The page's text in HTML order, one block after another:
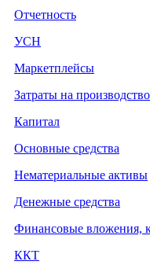
Отчетность
УСН
Маркетплейсы
Затраты на производство
Капитал
Основные средства
Нематериальные активы
Денежные средства
Финансовые вложения,
ККТ